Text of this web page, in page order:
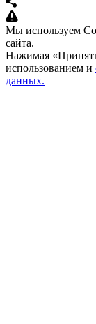
Мы используем
сайта.
Нажимая
использованием и
данных.